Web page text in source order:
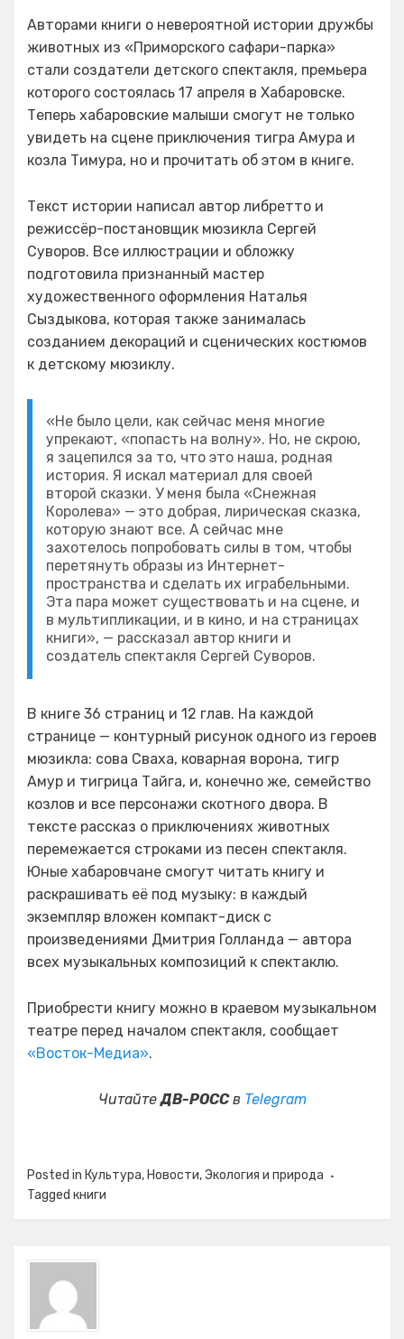
Авторами книги о невероятной истории дружбы
животных из «Приморского сафари-парка»
стали создатели детского спектакля, премьера
которого состоялась 17 апреля в Хабаровске.
Теперь хабаровские малыши смогут не только
увидеть на сцене приключения тигра Амура и
козла Тимура, но и прочитать об этом в книге.
Текст истории написал автор либретто и
режиссёр-постановщик мюзикла Сергей
Суворов. Все иллюстрации и обложку
подготовила признанный мастер
художественного оформления Наталья
Сыздыкова, которая также занималась
созданием декораций и сценических костюмов
к детскому мюзиклу.
«Не было цели, как сейчас меня многие
упрекают, «попасть на волну». Но, не скрою,
я зацепился за то, что это наша, родная
история. Я искал материал для своей
второй сказки. У меня была «Снежная
Королева» — это добрая, лирическая сказка,
которую знают все. А сейчас мне
захотелось попробовать силы в том, чтобы
перетянуть образы из Интернет-
пространства и сделать их играбельными.
Эта пара может существовать и на сцене, и
в мультипликации, и в кино, и на страницах
книги», — рассказал автор книги и
создатель спектакля Сергей Суворов.
В книге 36 страниц и 12 глав. На каждой
странице — контурный рисунок одного из героев
мюзикла: сова Сваха, коварная ворона, тигр
Амур и тигрица Тайга, и, конечно же, семейство
козлов и все персонажи скотного двора. В
тексте рассказ о приключениях животных
перемежается строками из песен спектакля.
Юные хабаровчане смогут читать книгу и
раскрашивать её под музыку: в каждый
экземпляр вложен компакт-диск с
произведениями Дмитрия Голланда — автора
всех музыкальных композиций к спектаклю.
Приобрести книгу можно в краевом музыкальном
театре перед началом спектакля, сообщает
«Восток-Медиа».
ЧитайтеДВ-РОССв Telegram
Posted in Культура, Новости,Экология и природа
Tagged книги